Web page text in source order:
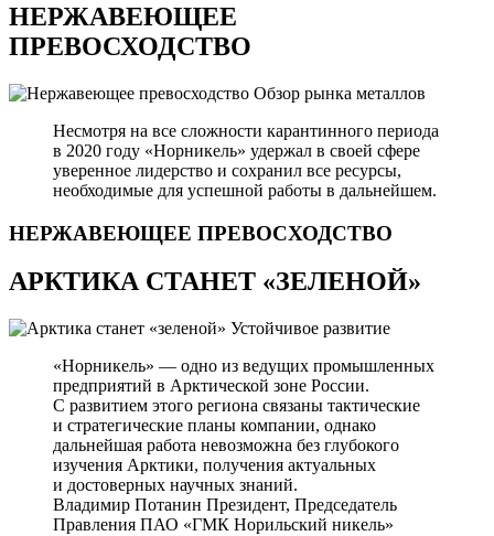
НЕРЖАВЕЮЩЕЕ
ПРЕВОСХОДСТВО
Обзор рынка металлов
Несмотря на все сложности карантинного периода
в 2020 году «Норникель» удержал в своей сфере
уверенное лидерство и сохранил все ресурсы,
необходимые для успешной работы в дальнейшем.
НЕРЖАВЕЮЩЕЕ ПРЕВОСХОДСТВО
АРКТИКА СТАНЕТ «ЗЕЛЕНОЙ»
Устойчивое развитие
«Норникель» — одно из ведущих промышленных
предприятий в Арктической зоне России.
С развитием этого региона связаны тактические
и стратегические планы компании, однако
дальнейшая работа невозможна без глубокого
изучения Арктики, получения актуальных
и достоверных научных знаний.
Владимир Потанин Президент, Председатель
Правления ПАО «ГМК Норильский никель»